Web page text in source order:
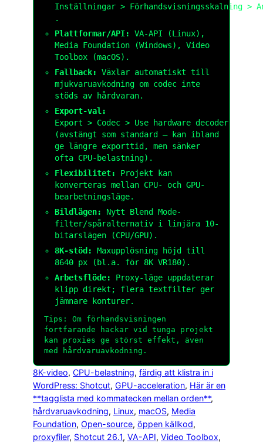
Inställningar > Förhandsvisningsskalning >
.
Plattformar/API:
VA-API (Linux),
Media Foundation (Windows), Video
Toolbox (macOS).
Fallback:
Växlar automatiskt till
mjukvaruavkodning om codec inte
stöds av hårdvaran.
Export-val:
Export > Codec > Use hardware decoder
(avstängt som standard – kan ibland
ge längre exporttid, men sänker
ofta CPU-belastning).
Flexibilitet:
Projekt kan
konverteras mellan CPU- och GPU-
bearbetningsläge.
Bildlägen:
Nytt Blend Mode-
filter/spåralternativ i linjära 10-
bitarslägen (CPU/GPU).
8K-stöd:
Maxupplösning höjd till
8640 px (bl.a. för 8K VR180).
Arbetsflöde:
Proxy-läge uppdaterar
klipp direkt; flera textfilter ger
jämnare konturer.
Tips: Om förhandsvisningen
fortfarande hackar vid tunga projekt
kan proxies ge störst effekt, även
med hårdvaruavkodning.
8K-video, CPU-belastning, färdig att klistra in i
WordPress: Shotcut, GPU-acceleration, Här är en
**tagglista med kommatecken mellan orden**
hårdvaruavkodning, Linux, macOS, Media
Foundation, Open-source, öppen källkod
proxyfiler, Shotcut 26.1, VA-API, Video Toolbox